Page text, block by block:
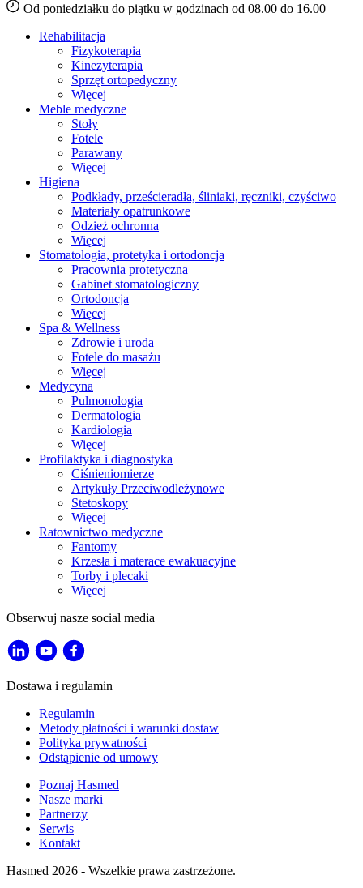
Od poniedziałku do piątku w godzinach od 08.00 do 16.00
Rehabilitacja
Fizykoterapia
Kinezyterapia
Sprzęt ortopedyczny
Więcej
Meble medyczne
Stoły
Fotele
Parawany
Więcej
Higiena
Podkłady, prześcieradła, śliniaki, ręczniki, czyściwo
Materiały opatrunkowe
Odzież ochronna
Więcej
Stomatologia, protetyka i ortodoncja
Pracownia protetyczna
Gabinet stomatologiczny
Ortodoncja
Więcej
Spa & Wellness
Zdrowie i uroda
Fotele do masażu
Więcej
Medycyna
Pulmonologia
Dermatologia
Kardiologia
Więcej
Profilaktyka i diagnostyka
Ciśnieniomierze
Artykuły Przeciwodleżynowe
Stetoskopy
Więcej
Ratownictwo medyczne
Fantomy
Krzesła i materace ewakuacyjne
Torby i plecaki
Więcej
Obserwuj nasze social media
Dostawa i regulamin
Regulamin
Metody płatności i warunki dostaw
Polityka prywatności
Odstąpienie od umowy
Poznaj Hasmed
Nasze marki
Partnerzy
Serwis
Kontakt
Hasmed 2026 - Wszelkie prawa zastrzeżone.